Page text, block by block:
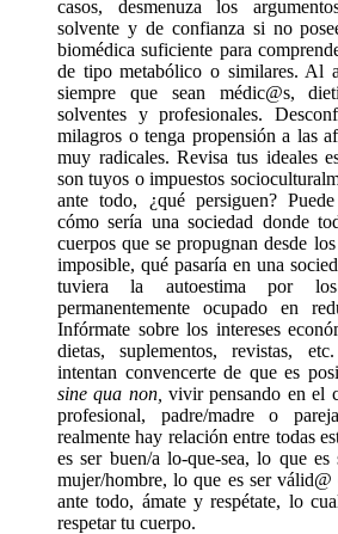
casos, desmenuza los
solvente y de confianza si no
biomédica suficiente para
de tipo metabólico o similares. Al
siempre que sean médic@s,
solventes y profesionales.
milagros o tenga propensión a las
muy radicales. Revisa tus ideales
son tuyos o impuestos
ante todo, ¿qué persiguen?
cómo sería una sociedad donde
cuerpos que se propugnan desde
imposible, qué pasaría en una
tuviera la autoestima por
permanentemente ocupado en
Infórmate sobre los intereses
dietas, suplementos, revistas,
intentan convencerte de que es
sine qua non,vivir pensando en el
profesional, padre/madre o
realmente hay relación entre todas
es ser buen/a lo-que-sea, lo que
mujer/hombre, lo que es ser
ante todo, ámate y respétate, lo
respetar tu cuerpo.